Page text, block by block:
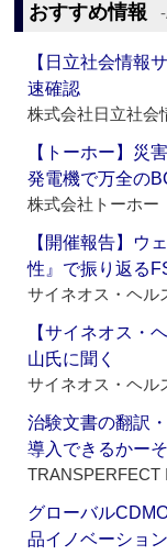
おすすめ情報
【日立社会情報
速確認
株式会社日立社会
【トーホー】災
発電機で万全の
株式会社トーホー
【開催報告】ウ
性』で振り返る
サイネオス・ヘル
【サイネオス・
山氏に聞く
サイネオス・ヘル
治験文書の翻訳
導入できるかー
TRANSPERFECT
グローバル
品イノベーショ